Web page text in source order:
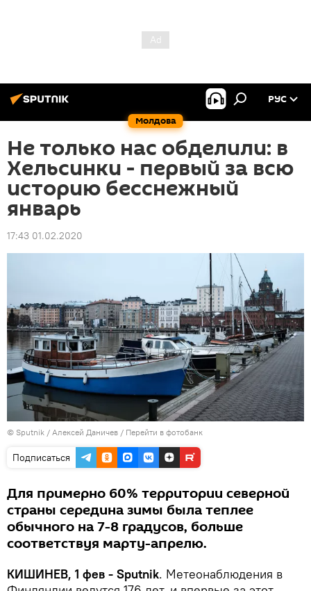
Молдова
РУС
Не только нас обделили: в
Хельсинки - первый за всю
историю бесснежный
январь
17:43 01.02.2020
© Sputnik / Алексей Даничев / Перейти в фотобанк
Подписаться
Для примерно 60% территории северной
страны середина зимы была теплее
обычного на 7-8 градусов, больше
соответствуя марту-апрелю.
КИШИНЕВ, 1 фев - Sputnik. Метеонаблюдения в